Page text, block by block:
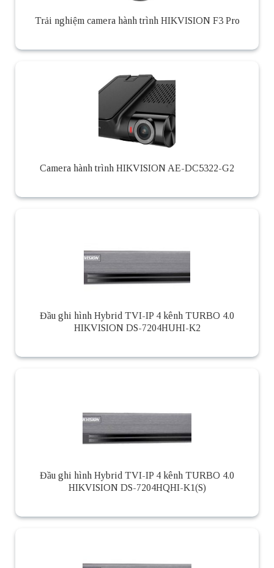
Trải nghiệm camera hành trình HIKVISION F3 Pro
Camera hành trình HIKVISION AE-DC5322-G2
Đầu ghi hình Hybrid TVI-IP 4 kênh TURBO 4.0
HIKVISION DS-7204HUHI-K2
Đầu ghi hình Hybrid TVI-IP 4 kênh TURBO 4.0
HIKVISION DS-7204HQHI-K1(S)